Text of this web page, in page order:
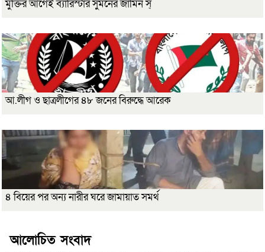
মুক্তির আগেই ব্যারিস্টার সুমনের জামিন স্
আ.লীগ ও ছাত্রলীগের ৪৮ জনের বিরুদ্ধে আরেক
৪ বিয়ের পর অন্য নারীর ঘরে জামায়াত সমর্থ
আলোচিত সংবাদ